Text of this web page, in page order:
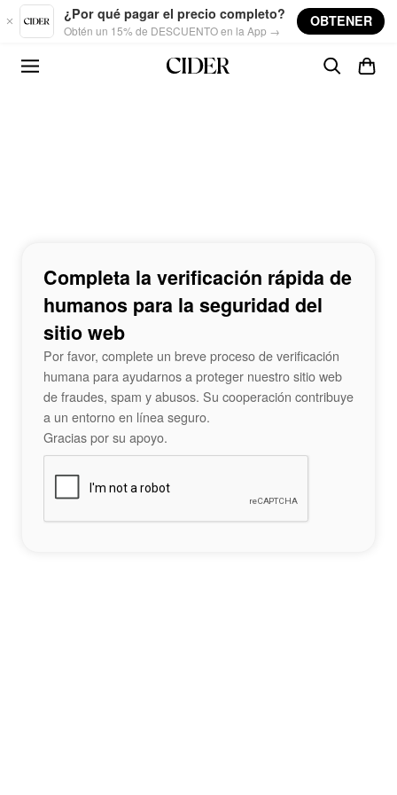
Skip to main content
¿Por qué pagar el precio completo?
Obtén un 15% de DESCUENTO en la App →
OBTENER
Completa la verificación rápida de
humanos para la seguridad del
sitio web
Por favor, complete un breve proceso de verificación
humana para ayudarnos a proteger nuestro sitio web
de fraudes, spam y abusos. Su cooperación contribuye
a un entorno en línea seguro.
Gracias por su apoyo.